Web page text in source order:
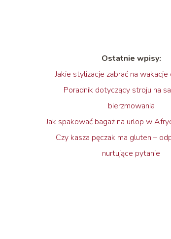
Ostatnie wpisy:
Jakie stylizacje zabrać na wakacje
Poradnik dotyczący stroju na
bierzmowania
Jak spakować bagaż na urlop w
Czy kasza pęczak ma gluten –
nurtujące pytanie